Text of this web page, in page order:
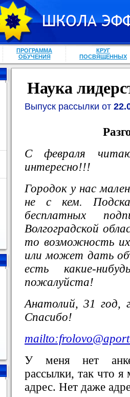
ПРОГРАММА
ОБУЧЕНИЯ
КРУГ
ПОСВЯЩЕННЫХ
Наука
Выпуск рассылки от
С февраля
интересно!!!
Городок у нас
не с кем.
бесплатных
Волгоградской
то возможность
или может дать
есть какие-
пожалуйста!
Анатолий, 31 год,
Спасибо!
У меня нет
рассылки, так что я
адрес. Нет даже